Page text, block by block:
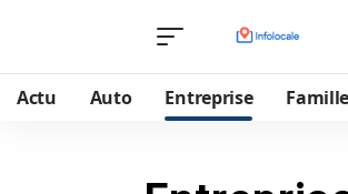
Actu Auto Entreprise Famille